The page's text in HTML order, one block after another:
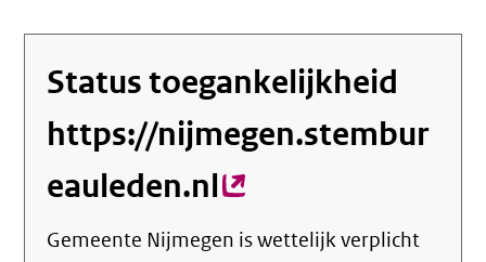
Status toegankelijkheid
https://nijmegen.stembur
eauleden.nl(externe
link)
Gemeente Nijmegen is wettelijk verplicht